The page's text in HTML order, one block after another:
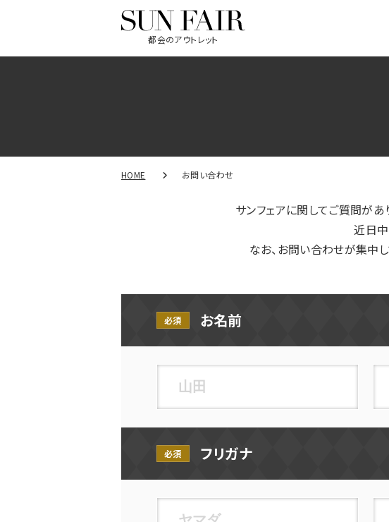
都会のアウトレット
HOME お問い合わせ
サンフェアに関してご質問が
近日中
なお、お問い合わせが集中
必須 お名前
必須 フリガナ